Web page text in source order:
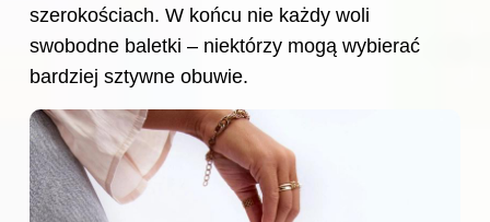
szerokościach. W końcu nie każdy woli
swobodne baletki – niektórzy mogą wybierać
bardziej sztywne obuwie.